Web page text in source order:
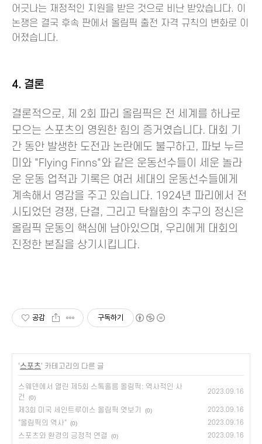
어긋나는 재정적인 지원을 받은 것으로 비난 받았습니다. 이
논쟁은 결국 후속 판에서 올림픽 출전 자격 규칙의 변화로 이
어졌습니다.
4. 결론
결론적으로, 제 2회 파리 올림픽은 전 세계를 하나로
모으는 스포츠의 영원한 힘의 증거였습니다. 대회 기
간 동안 발생한 도전과 논란에도 불구하고, 파보 누르
미와 "Flying Finns"와 같은 운동선수들이 세운 놀라
운 운동 업적과 기록은 여러 세대의 운동선수들에게
계속해서 영감을 주고 있습니다. 1924년 파리에서 전
시되었던 경쟁, 단결, 그리고 탁월함의 추구의 정신은
올림픽 운동의 핵심에 남아있으며, 우리에게 대회의
진정한 본질을 상기시킵니다.
공감 구독하기
'스포츠' 카테고리의 다른 글
스웨덴에서 열린 제5회 스톡홀름 올림픽: 역사적인 사
건
(0)
2023.09.16
제3회 미국 세인트루이스 올림픽 엿보기 (0) 2023.09.16
"올림픽의 역사" (0) 2023.09.16
스포츠와 환경의 긍정적 연결 (0) 2023.09.16